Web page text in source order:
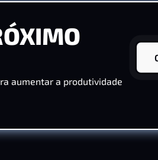
aumentar a produtividade